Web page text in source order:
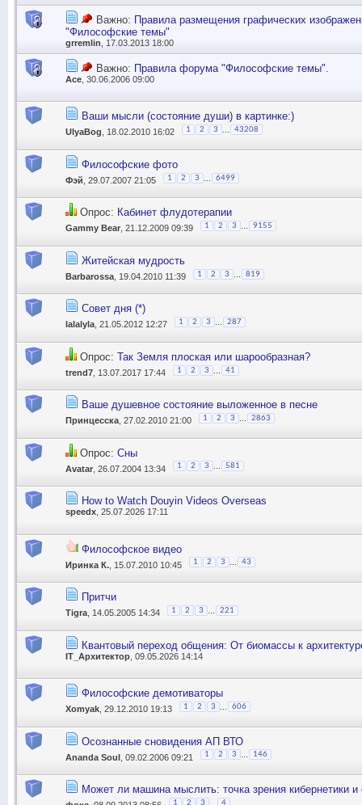
Важно: Правила размещения графических
"Философские темы"
grremlin, 17.03.2013 18:00
Важно: Правила форума "Философские темы".
Ace , 30.06.2006 09:00
Ваши мысли (состояние души) в картинке:)
UlyaBog , 18.02.2010 16:02 1 2 3 43208
Философские фото
Фэй , 29.07.2007 21:05 1 2 3 6499
Опрос: Кабинет флудотерапии
Gammy Bear , 21.12.2009 09:39 1 2 3 9155
Житейская мудрость
Barbarossa , 19.04.2010 11:39 1 2 3 819
Совет дня (*)
lalalyla , 21.05.2012 12:27 1 2 3 287
Опрос: Так Земля плоская или шарообразная?
trend7 , 13.07.2017 17:44 1 2 3 41
Ваше душевное состояние выложенное в песне
Принцесска , 27.02.2010 21:00 1 2 3 2863
Опрос: Сны
Avatar , 26.07.2004 13:34 1 2 3 ... 581
How to Watch Douyin Videos Overseas
speedx , 25.07.2026 17:11
Философское видео
Иринка К. , 15.07.2010 10:45 1 2 3 43
Притчи
Tigra , 14.05.2005 14:34 1 2 3 221
Квантовый переход общения: От биомассы к
IT_Архитектор , 09.05.2026 14:14
Философские демотиваторы
Xomyak , 29.12.2010 19:13 1 2 3 606
Осознанные сновидения АП ВТО
Ananda Soul , 09.02.2006 09:21 1 2 3 146
Может ли машина мыслить: точка зрения кибернетики
1 2 3 4